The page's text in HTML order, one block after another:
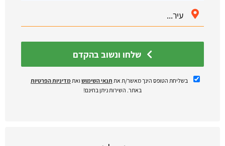
בשליחת הטופס הינך מאשר/ת את תנאי השימוש ואתמדיניות הפרטיות
באתר. השירות ניתן בחינם!